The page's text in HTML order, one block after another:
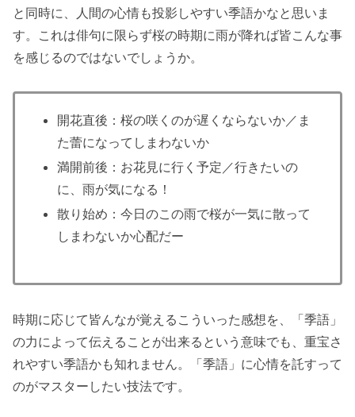
と同時に、人間の心情も投影しやすい季語かなと思いま
す。これは俳句に限らず桜の時期に雨が降れば皆こんな事
を感じるのではないでしょうか。
開花直後：桜の咲くのが遅くならないか／ま
た蕾になってしまわないか
満開前後：お花見に行く予定／行きたいの
に、雨が気になる！
散り始め：今日のこの雨で桜が一気に散って
しまわないか心配だー
時期に応じて皆んなが覚えるこういった感想を、「季語」
の力によって伝えることが出来るという意味でも、重宝さ
れやすい季語かも知れません。「季語」に心情を託すって
のがマスターしたい技法です。